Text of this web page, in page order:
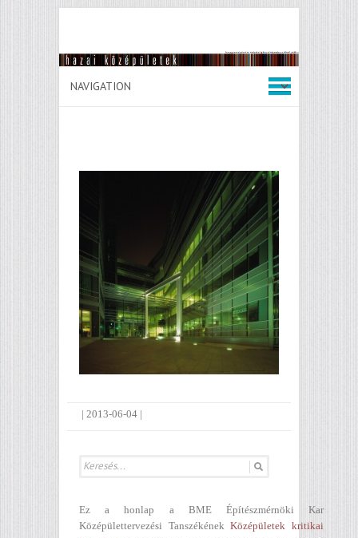
| 2013-06-04 |
Ez a honlap a BME Építészmérnöki Kar
Középülettervezési TanszékénekKözépületek kritikai